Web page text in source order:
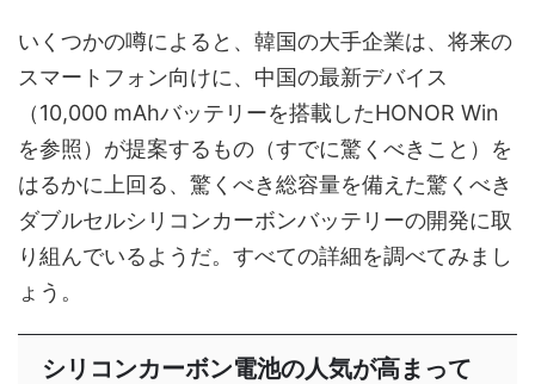
いくつかの噂によると、韓国の大手企業は、将来の
スマートフォン向けに、中国の最新デバイス
（10,000 mAhバッテリーを搭載したHONOR Win
を参照）が提案するもの（すでに驚くべきこと）を
はるかに上回る、驚くべき総容量を備えた驚くべき
ダブルセルシリコンカーボンバッテリーの開発に取
り組んでいるようだ。すべての詳細を調べてみまし
ょう。
シリコンカーボン電池の人気が高まって